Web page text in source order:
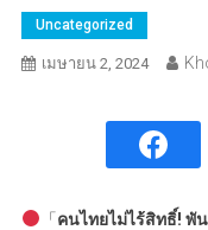
Uncategorized
เมษายน 2, 2024
「คนไทยไม่ไร้สิทธิ์! พั